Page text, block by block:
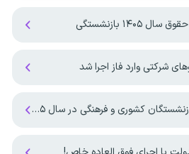
بازنشستگی
شرکتی وارد فاز اجرا شد
کشوری و فرهنگی در سال ۱۴۰۵